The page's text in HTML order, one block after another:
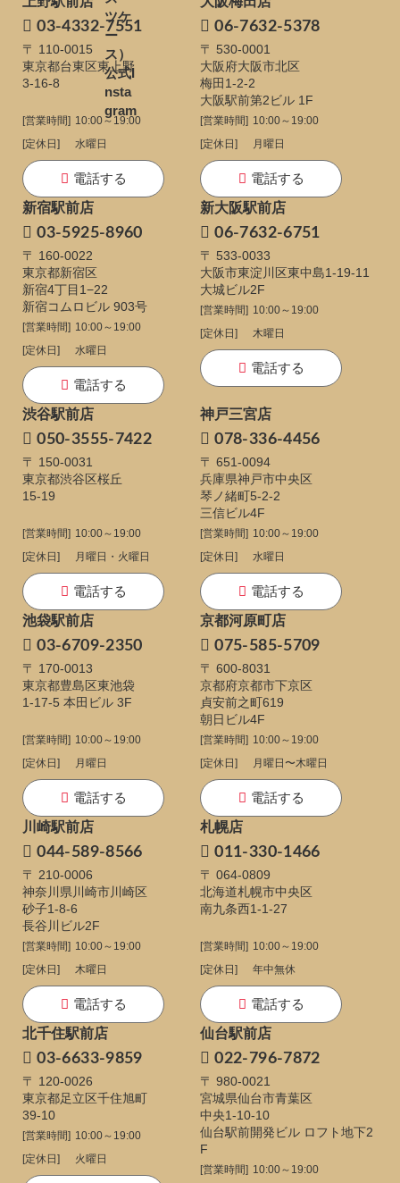
03-4332-7551
〒 110-0015
東京都台東区東上野
3-16-8
[営業時間] 10:00～19:00
[定休日]
水曜日
電話する
06-7632-5378
〒 530-0001
大阪府大阪市北区
梅田1-2-2
大阪駅前第2ビル 1F
[営業時間] 10:00～19:00
[定休日]
月曜日
電話する
新宿駅前店
03-5925-8960
〒 160-0022
東京都新宿区
新宿4丁目1−22
新宿コムロビル 903号
[営業時間] 10:00～19:00
[定休日]
水曜日
電話する
新大阪駅前店
06-7632-6751
〒 533-0033
大阪市東淀川区東中島1-19-11
大城ビル2F
[営業時間] 10:00～19:00
[定休日]
木曜日
電話する
渋谷駅前店
050-3555-7422
〒 150-0031
東京都渋谷区桜丘
15-19
[営業時間] 10:00～19:00
[定休日]
月曜日・火曜日
電話する
神戸三宮店
078-336-4456
〒 651-0094
兵庫県神戸市中央区
琴ノ緒町5-2-2
三信ビル4F
[営業時間] 10:00～19:00
[定休日]
水曜日
電話する
池袋駅前店
03-6709-2350
〒 170-0013
東京都豊島区東池袋
1-17-5 本田ビル 3F
[営業時間] 10:00～19:00
[定休日]
月曜日
電話する
京都河原町店
075-585-5709
〒 600-8031
京都府京都市下京区
貞安前之町619
朝日ビル4F
[営業時間] 10:00～19:00
[定休日]
月曜日〜木曜日
電話する
川崎駅前店
044-589-8566
〒 210-0006
神奈川県川崎市川崎区
砂子1-8-6
長谷川ビル2F
[営業時間] 10:00～19:00
[定休日]
木曜日
電話する
札幌店
011-330-1466
〒 064-0809
北海道札幌市中央区
南九条西1-1-27
[営業時間] 10:00～19:00
[定休日]
年中無休
電話する
北千住駅前店
03-6633-9859
〒 120-0026
東京都足立区千住旭町
39-10
[営業時間] 10:00～19:00
[定休日]
火曜日
仙台駅前店
022-796-7872
〒 980-0021
宮城県仙台市青葉区
中央1-10-10
仙台駅前開発ビル ロフト地下2
F
[営業時間] 10:00～19:00